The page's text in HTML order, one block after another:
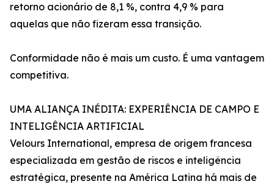
retorno acionário de 8,1 %, contra 4,9 % para
aquelas que não fizeram essa transição.
Conformidade não é mais um custo. É uma vantagem
competitiva.
UMA ALIANÇA INÉDITA: EXPERIÊNCIA DE CAMPO E
INTELIGÊNCIA ARTIFICIAL
Velours International, empresa de origem francesa
especializada em gestão de riscos e inteligência
estratégica, presente na América Latina há mais de